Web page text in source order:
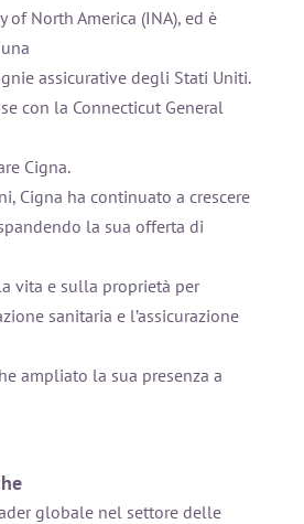
of North America (INA), ed è
assicurative degli Stati Uniti.
con la Connecticut General
Cigna.
Cigna ha continuato a crescere
la sua offerta di
vita e sulla proprietà per
sanitaria e l’assicurazione
ampliato la sua presenza a
globale nel settore delle